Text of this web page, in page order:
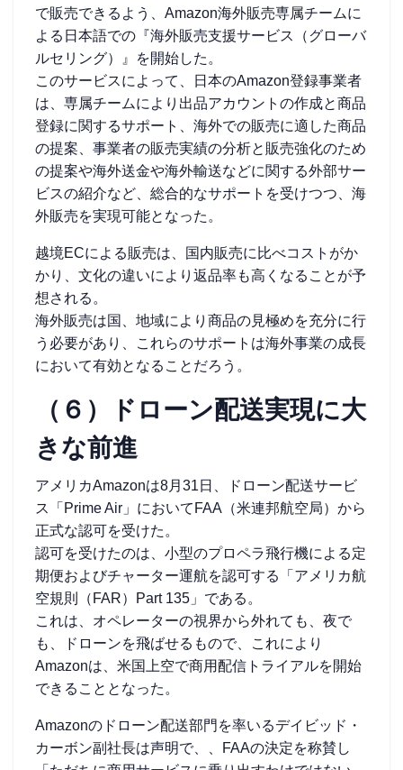
で販売できるよう、Amazon海外販売専属チームに
よる日本語での『海外販売支援サービス（グローバ
ルセリング）』を開始した。
このサービスによって、日本のAmazon登録事業者
は、専属チームにより出品アカウントの作成と商品
登録に関するサポート、海外での販売に適した商品
の提案、事業者の販売実績の分析と販売強化のため
の提案や海外送金や海外輸送などに関する外部サー
ビスの紹介など、総合的なサポートを受けつつ、海
外販売を実現可能となった。
越境ECによる販売は、国内販売に比べコストがか
かり、文化の違いにより返品率も高くなることが予
想される。
海外販売は国、地域により商品の見極めを充分に行
う必要があり、これらのサポートは海外事業の成長
において有効となることだろう。
（６）ドローン配送実現に大
きな前進
アメリカAmazonは8月31日、ドローン配送サービ
ス「Prime Air」においてFAA（米連邦航空局）から
正式な認可を受けた。
認可を受けたのは、小型のプロペラ飛行機による定
期便およびチャーター運航を認可する「アメリカ航
空規則（FAR）Part 135」である。
これは、オペレーターの視界から外れても、夜で
も、ドローンを飛ばせるもので、これにより
Amazonは、米国上空で商用配信トライアルを開始
できることとなった。
Amazonのドローン配送部門を率いるデイビッド・
カーボン副社長は声明で、、FAAの決定を称賛し